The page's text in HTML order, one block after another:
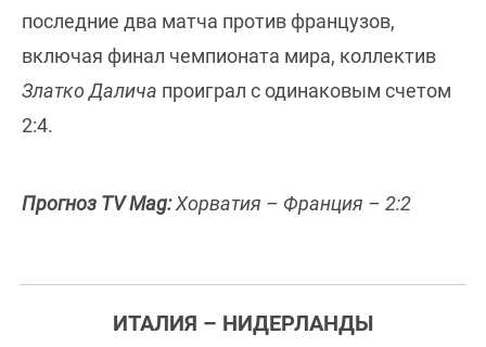
последние два матча против французов,
включая финал чемпионата мира, коллектив
Златко Далича проиграл с одинаковым счетом
2:4.
Прогноз TV Mag:Хорватия – Франция – 2:2
ИТАЛИЯ – НИДЕРЛАНДЫ